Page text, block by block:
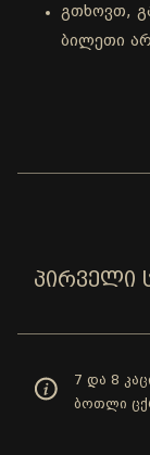
გთხოვთ,
ბილეთი
ᲞᲘᲠᲕᲔᲚᲘ
7 და 8
ბოთლი